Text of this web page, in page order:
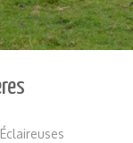
Éclaireuses